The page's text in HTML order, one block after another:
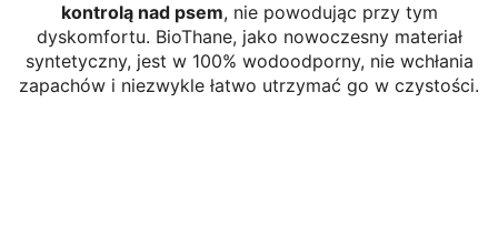
kontrolą nad psem, nie powodując przy tym
dyskomfortu. BioThane, jako nowoczesny materiał
syntetyczny, jest w 100% wodoodporny, nie wchłania
zapachów i niezwykle łatwo utrzymać go w czystości.